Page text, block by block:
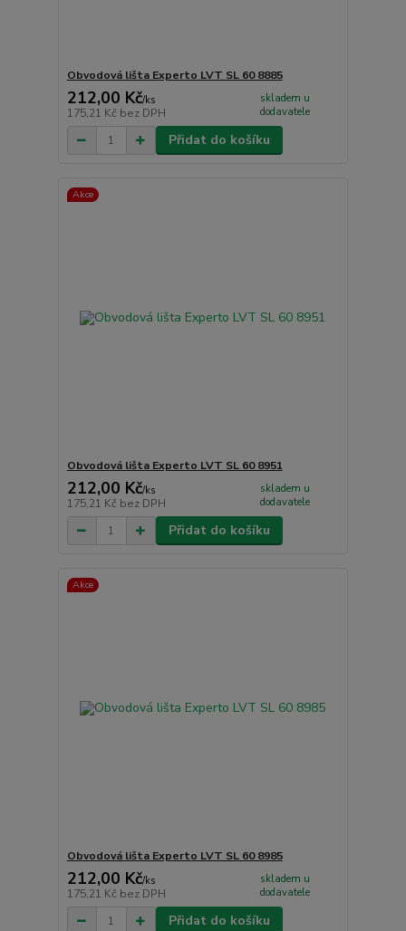
Obvodová lišta Experto LVT SL 60 8885
212,00 Kč/ks
175,21 Kč bez DPH
skladem u
dodavatele
Přidat do košíku
Akce
Obvodová lišta Experto LVT SL 60 8951
212,00 Kč/ks
175,21 Kč bez DPH
skladem u
dodavatele
Přidat do košíku
Akce
Obvodová lišta Experto LVT SL 60 8985
212,00 Kč/ks
175,21 Kč bez DPH
skladem u
dodavatele
Přidat do košíku